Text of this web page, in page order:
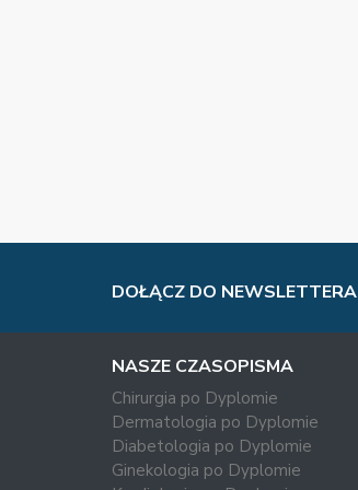
DOŁĄCZ DO NEWSLETTERA
NASZE CZASOPISMA
Chirurgia po Dyplomie
Dermatologia po Dyplomie
Diabetologia po Dyplomie
Ginekologia po Dyplomie